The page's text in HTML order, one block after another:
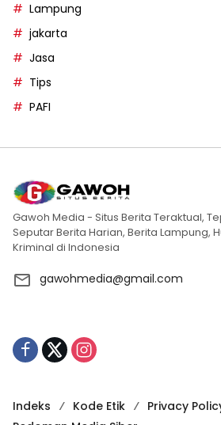
Lampung
jakarta
Jasa
Tips
PAFI
Gawoh Media - Situs Berita Teraktual,
Seputar Berita Harian, Berita Lampung,
Kriminal di Indonesia
gawohmedia@gmail.com
Indeks Kode Etik Privacy